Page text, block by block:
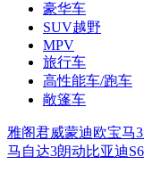
豪华车
SUV越野
MPV
旅行车
高性能车/跑车
敞篷车
雅阁君威蒙迪欧宝马
马自达3朗动比亚迪S6